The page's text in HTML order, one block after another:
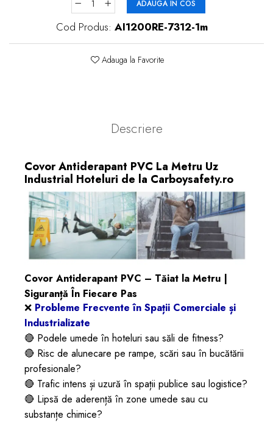
ADAUGA IN COS
Cod Produs: AI1200RE-7312-1m
Adauga la Favorite
Descriere
Covor Antiderapant PVC La Metru Uz
Industrial Hoteluri de la Carboysafety.ro
Covor Antiderapant PVC – Tăiat la Metru |
Siguranță În Fiecare Pas
❌ Probleme Frecvente în Spații Comerciale și
Industrializate
🔴 Podele umede în hoteluri sau săli de fitness?
🔴 Risc de alunecare pe rampe, scări sau în bucătării
profesionale?
🔴 Trafic intens și uzură în spații publice sau logistice?
🔴 Lipsă de aderență în zone umede sau cu
substanțe chimice?